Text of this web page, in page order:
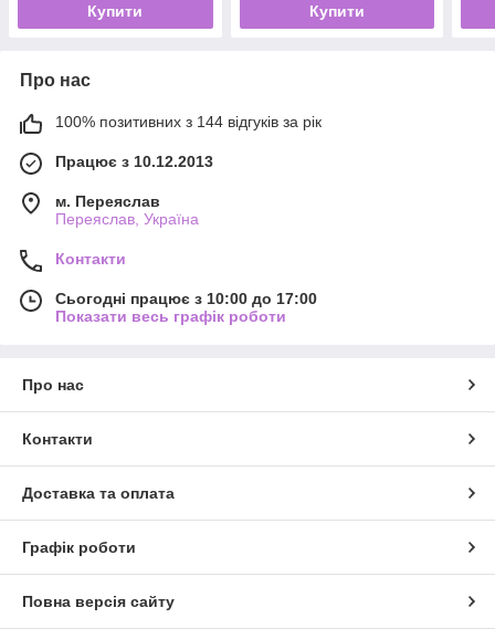
Купити Купити
Про нас
100% позитивних з 144 відгуків за рік
Працює з 10.12.2013
м. Переяслав
Переяслав, Україна
Контакти
Сьогодні працює з 10:00 до 17:00
Показати весь графік роботи
Про нас
Контакти
Доставка та оплата
Графік роботи
Повна версія сайту